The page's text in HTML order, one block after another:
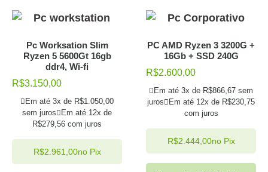
Pc Worksation Slim
Ryzen 5 5600Gt 16gb
ddr4, Wi-fi
R$3.150,00
Em até 3x de R$1.050,00
sem juros
Em até 12x de
R$279,56 com juros
R$2.961,00no Pix
PC AMD Ryzen 3 3200G +
16Gb + SSD 240G
R$2.600,00
Em até 3x de R$866,67 sem
juros
Em até 12x de R$230,75
com juros
R$2.444,00no Pix